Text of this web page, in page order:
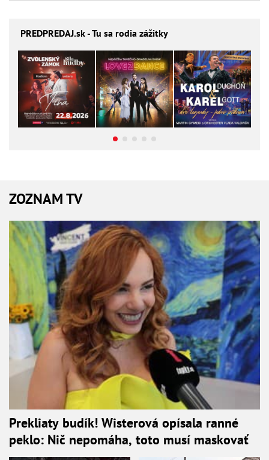
PREDPREDAJ.sk - Tu sa rodia zážitky
ZOZNAM TV
Prekliaty budík! Wisterová opísala ranné
peklo: Nič nepomáha, toto musí maskovať